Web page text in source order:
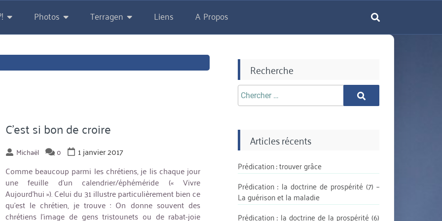
Photos Terragen Liens A Propos
C’est si bon de croire
Michaël 0
1 janvier 2017
Comme beaucoup parmi les chrétiens, je lis chaque jour
une feuille d’un calendrier/éphéméride (« Vivre
Aujourd’hui »). Celui du 31 illustre particulièrement bien ce
qu’est le chrétien, je trouve : On donne souvent des
chrétiens l’image de gens tristounets ou de rabat-joie
Recherche
Chercher
aprè:
Chercher
Articles récents
Prédication : trouver grâce
Prédication : la doctrine de prospérité (7) –
La guérison et la maladie
Prédication : la doctrine de la prospérité (6)